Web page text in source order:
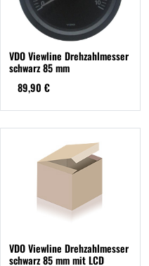
VDO Viewline Drehzahlmesser
schwarz 85 mm
89,90 €
VDO Viewline Drehzahlmesser
schwarz 85 mm mit LCD